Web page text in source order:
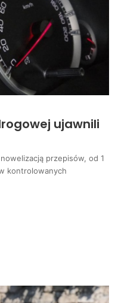
ujawnili
przepisów, od 1
kontrolowanych